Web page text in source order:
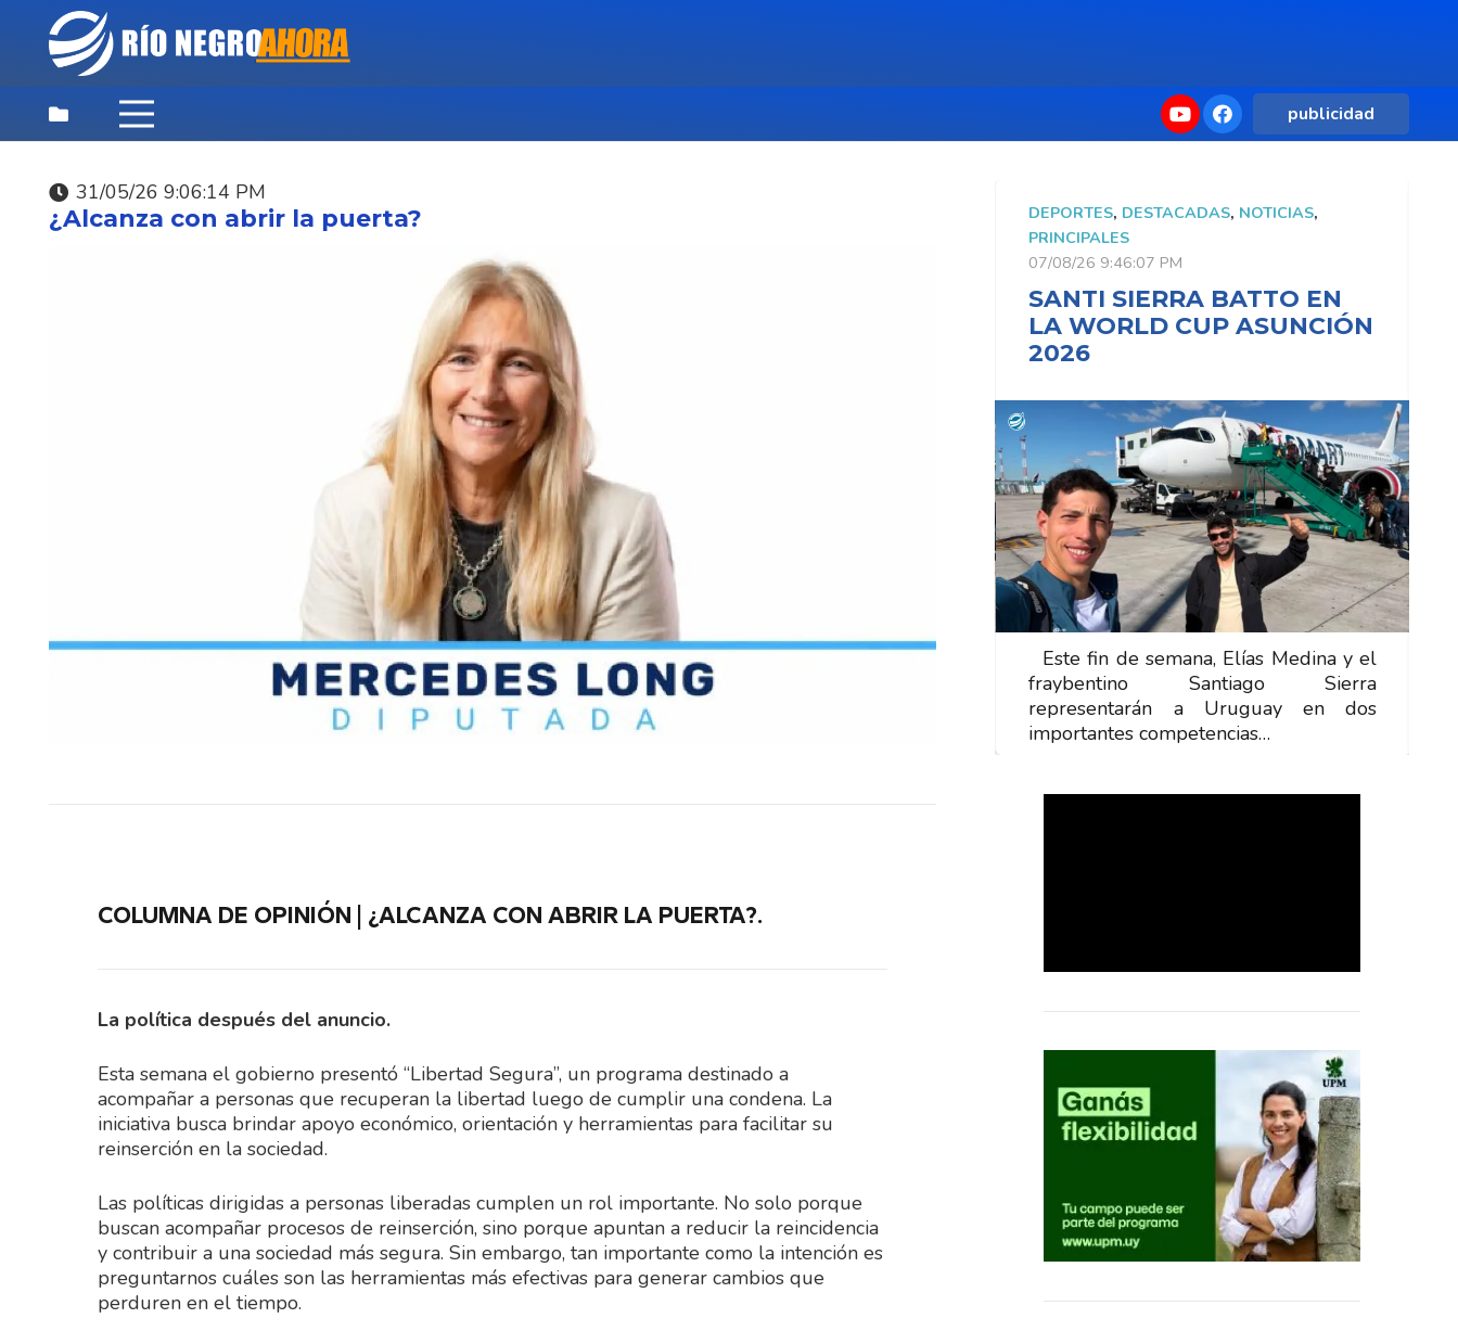
publicidad
31/05/26 9:06:14 PM
¿Alcanza con abrir la puerta?
COLUMNA DE OPINIÓN | ¿ALCANZA CON ABRIR LA PUERTA?.
La política después del anuncio.
Esta semana el gobierno presentó “Libertad Segura”, un programa destinado a
acompañar a personas que recuperan la libertad luego de cumplir una condena. La
iniciativa busca brindar apoyo económico, orientación y herramientas para facilitar su
reinserción en la sociedad.
Las políticas dirigidas a personas liberadas cumplen un rol importante. No solo porque
buscan acompañar procesos de reinserción, sino porque apuntan a reducir la reincidencia
y contribuir a una sociedad más segura. Sin embargo, tan importante como la intención es
preguntarnos cuáles son las herramientas más efectivas para generar cambios que
perduren en el tiempo.
DEPORTES, DESTACADAS,NOTICIAS
SANTI SIERRA BATTO EN
LA WORLD CUP ASUNCIÓN
Este fin de semana, Elías Medina y el
fraybentino Santiago Sierra
representarán a Uruguay en dos
importantes competencias…
Este fin de semana, Elías Medina y el
fraybentino Santiago Sierra
representarán a Uruguay en dos
importantes competencias…
DEPORTES, DESTACADAS, NOTICIAS,
PRINCIPALES
07/08/26 9:46:07 PM
SANTI SIERRA BATTO EN
LA WORLD CUP ASUNCIÓN
2026
Este fin de semana, Elías Medina y el
fraybentino Santiago Sierra
representarán a Uruguay en dos
importantes competencias…